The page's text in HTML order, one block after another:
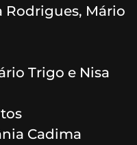
Rodrigues, Mário
Trigo e Nisa
Cadima